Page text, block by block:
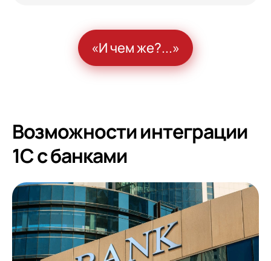
«И чем же?...»
Возможности интеграции
1С с банками